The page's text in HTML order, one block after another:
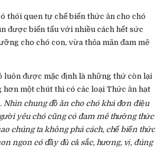
thói quen tự chế biến thức ăn cho chó
được biến tấu với nhiều cách hết sức
cho chó con, vừa thỏa mãn đam mê
luôn được mặc định là những thứ còn lại
hơn một chút thì có các loại Thức ăn hạt
. Nhìn chung đồ ăn cho chó khá đơn điệu
yêu chó cũng có đam mê thưởng thức
chúng ta không phá cách, chế biến thức
ngon có đầy đủ cả sắc, hương, vị, đúng